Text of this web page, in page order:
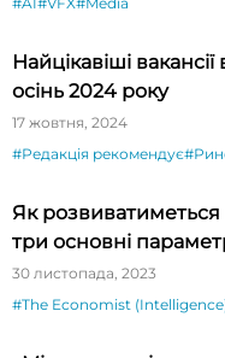
Найцікавіші
осінь 2024 року
17 жовтня, 2024
#Редакція рекомендує
Як розвиватиметься
три основні
30 листопада, 2023
#The Economist